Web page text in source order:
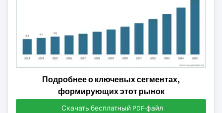
Подробнее о ключевых сегментах,
формирующих этот рынок
Скачать бесплатный PDF-файл